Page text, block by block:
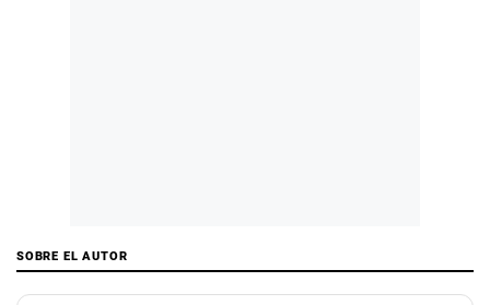
SOBRE EL AUTOR